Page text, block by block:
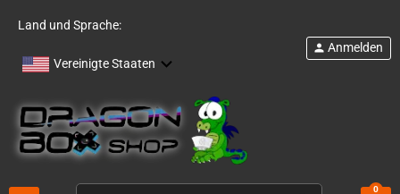
Land und Sprache:
Vereinigte Staaten
person Anmelden
0